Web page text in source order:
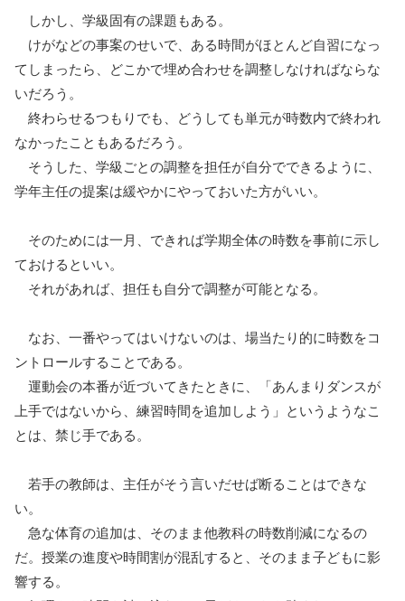
しかし、学級固有の課題もある。
けがなどの事案のせいで、ある時間がほとんど自習になっ
てしまったら、どこかで埋め合わせを調整しなければならな
いだろう。
終わらせるつもりでも、どうしても単元が時数内で終われ
なかったこともあるだろう。
そうした、学級ごとの調整を担任が自分でできるように、
学年主任の提案は緩やかにやっておいた方がいい。
そのためには一月、できれば学期全体の時数を事前に示し
ておけるといい。
それがあれば、担任も自分で調整が可能となる。
なお、一番やってはいけないのは、場当たり的に時数をコ
ントロールすることである。
運動会の本番が近づいてきたときに、「あんまりダンスが
上手ではないから、練習時間を追加しよう」というようなこ
とは、禁じ手である。
若手の教師は、主任がそう言いだせば断ることはできな
い。
急な体育の追加は、そのまま他教科の時数削減になるの
だ。授業の進度や時間割が混乱すると、そのまま子どもに影
響する。